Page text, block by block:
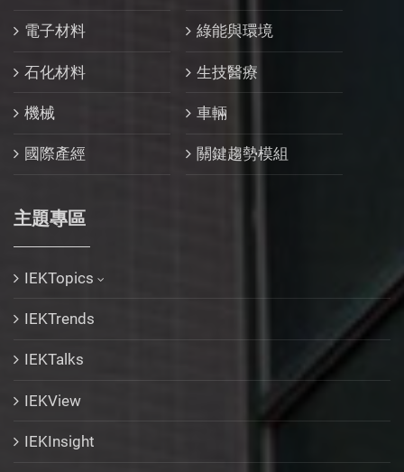
電子材料 綠能與環境
石化材料 生技醫療
機械 車輛
國際產經 關鍵趨勢模組
主題專區
IEKTopics
IEKTrends
IEKTalks
IEKView
IEKInsight